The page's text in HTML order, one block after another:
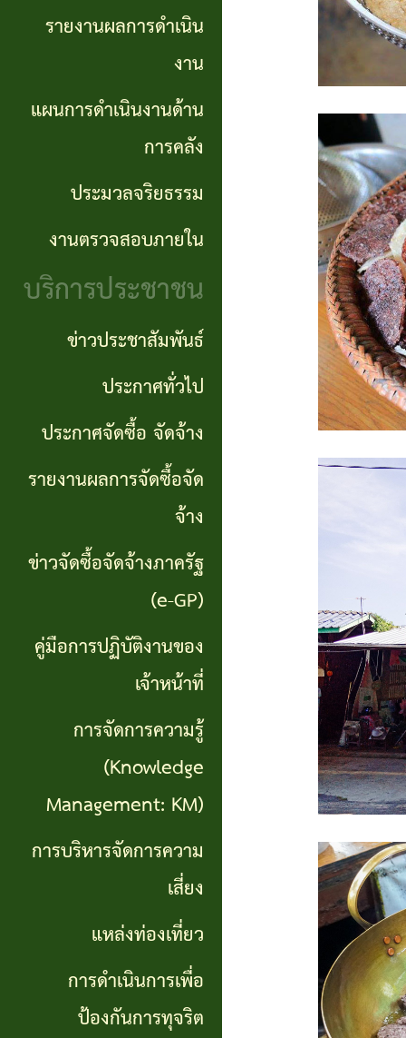
งาน
เจ้า
หน้าที่
การจัดการ
ความรู้
(Knowledge
KM)
การ
บริหาร
จัดการ
เสี่ยง
ท่อง
เที่ยว
การ
ดำเนิน
การ
เพื่อ
ทุจริต
สาส์น
งานด้าน
การคลัง
จริยธรรม
งาน
ตรวจ
สอบ
ภายใน
กำลัง
แผน
ส่วน
ตำบล
รายงานผลการดำเนิน
งาน
แผนการดำเนินงานด้าน
การคลัง
ประมวลจริยธรรม
งานตรวจสอบภายใน
บริการประชาชน
ข่าวประชาสัมพันธ์
ประกาศทั่วไป
ประกาศจัดซื้อ จัดจ้าง
รายงานผลการจัดซื้อจัด
จ้าง
ข่าวจัดซื้อจัดจ้างภาครัฐ
(e-GP)
คู่มือการปฏิบัติงานของ
เจ้าหน้าที่
การจัดการความรู้
(Knowledge
Management: KM)
การบริหารจัดการความ
เสี่ยง
แหล่งท่องเที่ยว
การดำเนินการเพื่อ
ป้องกันการทุจริต